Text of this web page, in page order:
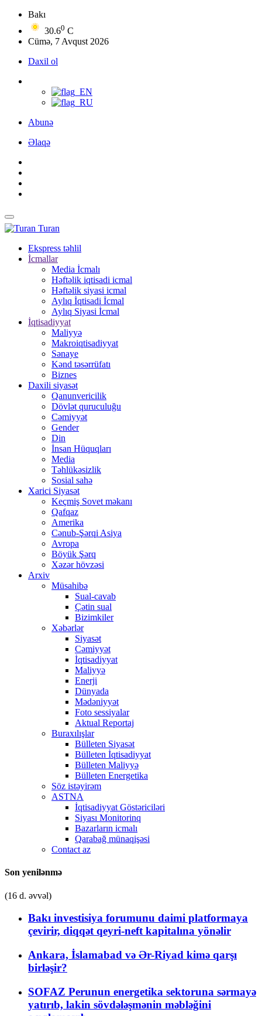
Bakı
30.60 C
Cümə, 7 Avqust 2026
Daxil ol
Abunə
Əlaqə
Turan
Ekspress təhlil
İcmallar
Media İcmalı
Həftəlik iqtisadi icmal
Həftəlik siyasi icmal
Aylıq İqtisadi İcmal
Aylıq Siyasi İcmal
İqtisadiyyat
Maliyyə
Makroiqtisadiyyat
Sənaye
Kənd təsərrüfatı
Biznes
Daxili siyasət
Qanunvericilik
Dövlət quruculuğu
Cəmiyyət
Gender
Din
İnsan Hüquqları
Media
Təhlükəsizlik
Sosial sahə
Xarici Siyasət
Keçmiş Sovet məkanı
Qafqaz
Amerika
Cənub-Şərqi Asiya
Avropa
Böyük Şərq
Xəzər hövzəsi
Arxiv
Müsahibə
Sual-cavab
Çətin sual
Bizimkiler
Xəbərlər
Siyasət
Cəmiyyət
İqtisadiyyat
Maliyyə
Enerji
Dünyada
Mədəniyyət
Foto sessiyalar
Aktual Reportaj
Buraxılışlar
Bülleten Siyasət
Bülleten İqtisadiyyat
Bülleten Maliyyə
Bülleten Energetika
Söz istəyirəm
ASTNA
İqtisadiyyat Göstəriciləri
Siyası Monitorinq
Bazarların icmalı
Qarabağ münaqişəsi
Contact az
Son yenilənmə
(16 d. əvvəl)
Bakı investisiya forumunu daimi platformaya
çevirir, diqqət qeyri-neft kapitalına yönəlir
Ankara, İslamabad və Ər-Riyad kimə qarşı
birləşir?
SOFAZ Perunun energetika sektoruna sərmayə
yatırıb, lakin sövdələşmənin məbləğini